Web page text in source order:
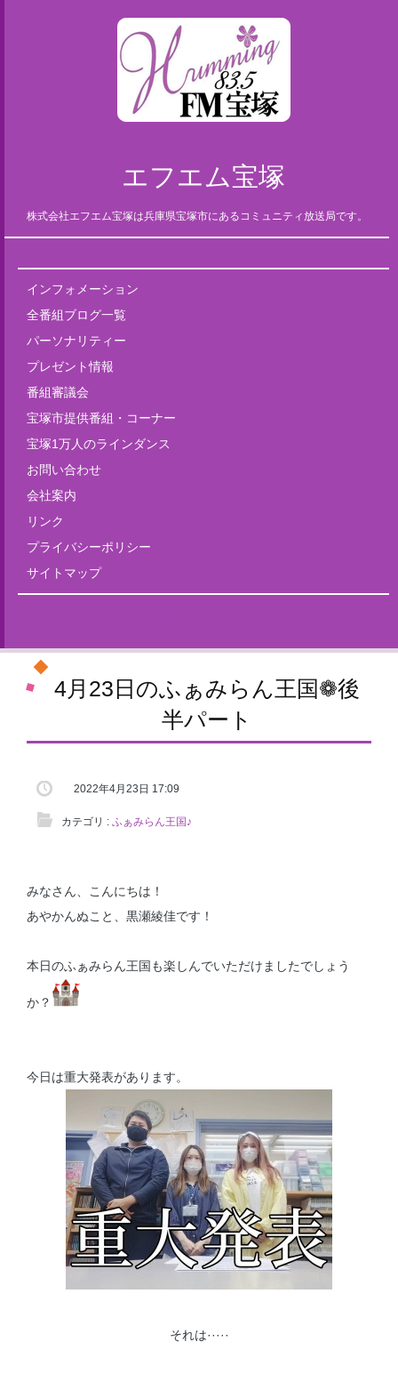
エフエム宝塚
株式会社エフエム宝塚は兵庫県宝塚市にあるコミュニティ放送局です。
インフォメーション
全番組ブログ一覧
パーソナリティー
プレゼント情報
番組審議会
宝塚市提供番組・コーナー
宝塚1万人のラインダンス
お問い合わせ
会社案内
リンク
プライバシーポリシー
サイトマップ
4月23日のふぁみらん王国❁後
半パート
2022年4月23日 17:09
カテゴリ : ふぁみらん王国♪
みなさん、こんにちは！
あやかんぬこと、黒瀬綾佳です！
本日のふぁみらん王国も楽しんでいただけましたでしょう
か？
今日は重大発表があります。
それは·····